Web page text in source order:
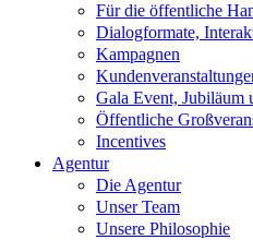
Für die öffentliche
Dialogformate,
Kampagnen
Gala Event, Jubiläum
Öffentliche
Incentives
Agentur
Die Agentur
Unser Team
Unsere Philosophie